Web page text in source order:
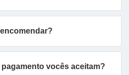
vocês aceitam?